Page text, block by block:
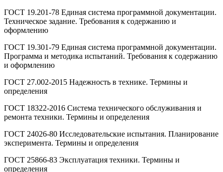
ГОСТ 19.201-78 Единая система программной документации.
Техническое задание. Требования к содержанию и
оформлению
ГОСТ 19.301-79 Единая система программной документации.
Программа и методика испытаний. Требования к содержанию
и оформлению
ГОСТ 27.002-2015 Надежность в технике. Термины и
определения
ГОСТ 18322-2016 Система технического обслуживания и
ремонта техники. Термины и определения
ГОСТ 24026-80 Исследовательские испытания. Планирование
эксперимента. Термины и определения
ГОСТ 25866-83 Эксплуатация техники. Термины и
определения